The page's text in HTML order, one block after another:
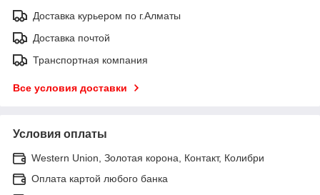
Доставка курьером по г.Алматы
Доставка почтой
Транспортная компания
Все условия доставки
Условия оплаты
Western Union, Золотая корона, Контакт, Колибри
Оплата картой любого банка